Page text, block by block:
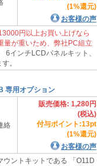
(1%還元)
お客様の声
円以上お買い上げなら
が重いため、弊社PC組立
6インチLCDパネルキット、
。
専用オプション
絡
販売価格: 1,280円
(税込)
付与ポイント:13pt
(1%還元)
お客様の声
ントキットである 「O11D